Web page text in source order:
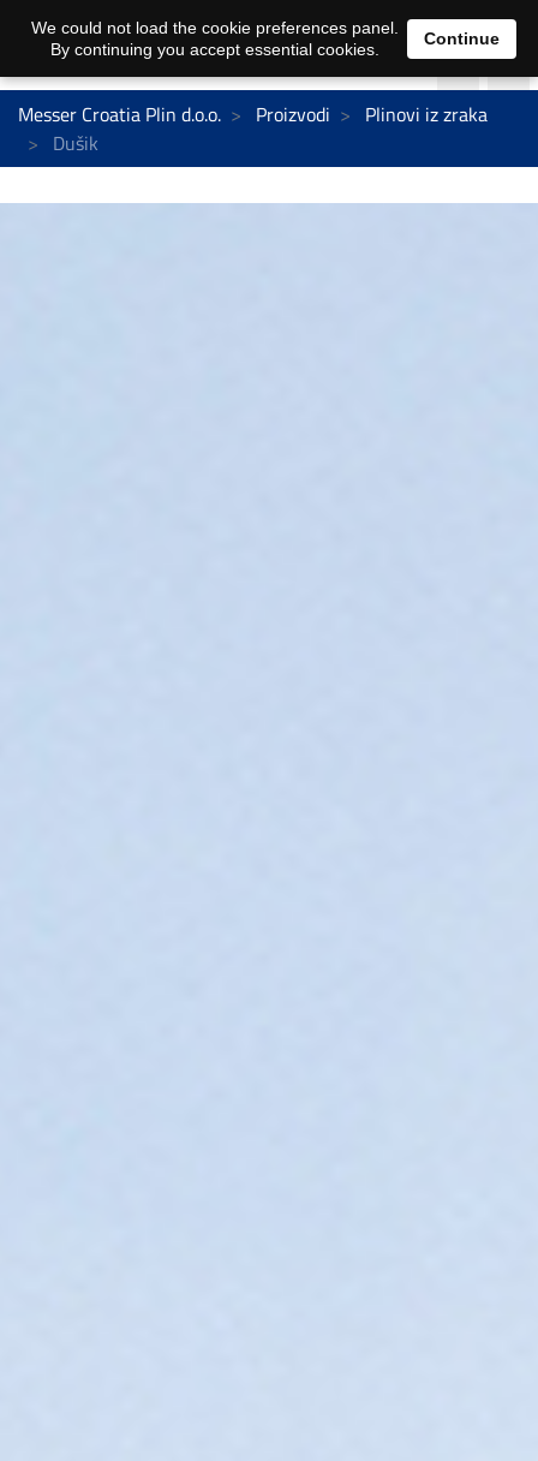
Messer Croatia Plin d.o.o. Proizvodi
Plinovi iz zraka
Dušik
We could not load the cookie preferences panel.
By continuing you accept essential cookies.
Continue